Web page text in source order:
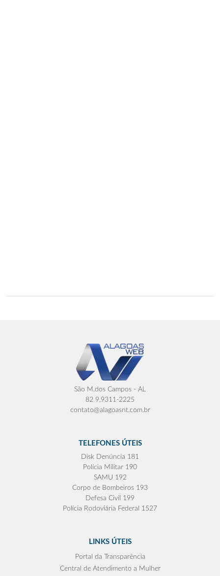
São M.dos Campos - AL
82 9.9311-2225
contato@alagoasnt.com.br
TELEFONES ÚTEIS
Disk Denúncia 181
Polícia Militar 190
SAMU 192
Corpo de Bombeiros 193
Defesa Civil 199
Polícia Rodoviária Federal 1527
LINKS ÚTEIS
Portal da Transparência
Central de Atendimento a Mulher